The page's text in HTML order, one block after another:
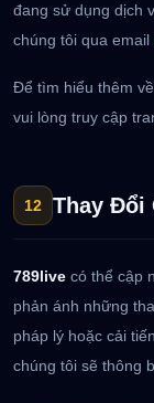
đang sử dụng dịch
chúng tôi qua email
Để tìm hiểu thêm
vui lòng truy cập
12 Thay Đổi
789live có thể cập
phản ánh những
pháp lý hoặc cải
chúng tôi sẽ thông